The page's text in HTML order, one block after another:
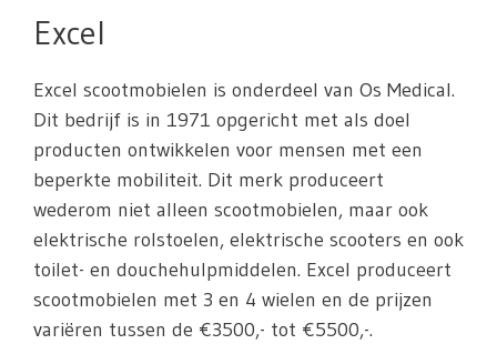
Excel
Excel scootmobielen is onderdeel van Os Medical.
Dit bedrijf is in 1971 opgericht met als doel
producten ontwikkelen voor mensen met een
beperkte mobiliteit. Dit merk produceert
wederom niet alleen scootmobielen, maar ook
elektrische rolstoelen, elektrische scooters en ook
toilet- en douchehulpmiddelen. Excel produceert
scootmobielen met 3 en 4 wielen en de prijzen
variëren tussen de €3500,- tot €5500,-.